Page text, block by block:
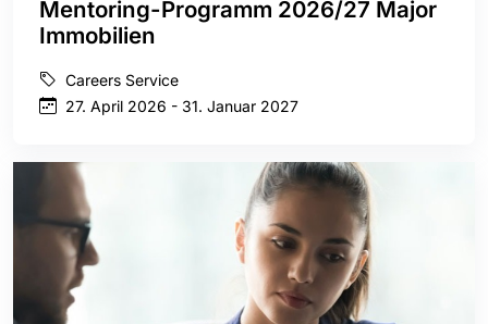
Mentoring-Programm 2026/27 Major
Immobilien
Careers Service
27. April 2026 - 31. Januar 2027